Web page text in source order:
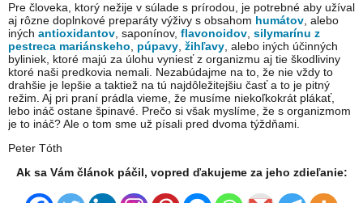
Pre človeka, ktorý nežije v súlade s prírodou, je potrebné aby užíval
aj rôzne doplnkové preparáty výživy s obsahom humátov , alebo
iných antioxidantov , saponínov, flavonoidov silymarínu z
pestreca mariánskeho
púpavy žihľavy , alebo iných účinných
byliniek, ktoré majú za úlohu vyniesť z organizmu aj tie škodliviny
ktoré naši predkovia nemali. Nezabúdajme na to, že nie vždy to
drahšie je lepšie a taktiež na tú najdôležitejšiu časť a to je pitný
režim. Aj pri praní prádla vieme, že musíme niekoľkokrát plákať,
lebo ináč ostane špinavé. Prečo si však myslíme, že s organizmom
je to ináč? Ale o tom sme už písali pred dvoma týždňami.
Peter Tóth
Ak sa Vám článok páčil, vopred ďakujeme za jeho zdieľanie: